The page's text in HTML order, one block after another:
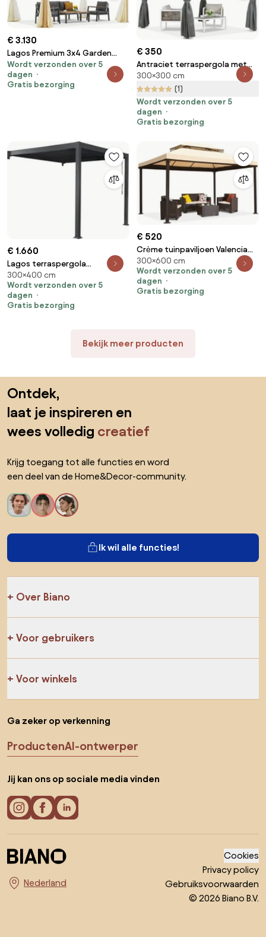
€ 3.130
Lagos Premium 3x4 Garden
Point houtachtige vrijstaande
terraspergola - wit
Wordt verzonden over 5
dagen
Gratis bezorging
€ 350
Antraciet terraspergola met
gordijnen La Palma 3x3 Garden
Point
300×300 cm
(1)
Wordt verzonden over 5
dagen
Gratis bezorging
€ 1.660
Lagos terraspergola
wandmontage 3 x 4 m Garden
Point antraciet
300×400 cm
Wordt verzonden over 5
dagen
Gratis bezorging
€ 520
Crème tuinpaviljoen Valencia
3x6 m Garden Point
300×600 cm
Wordt verzonden over 5
dagen
Gratis bezorging
Bekijk meer producten
Ontdek,
laat je inspireren en
wees volledig creatief
Krijg toegang tot alle functies en word
een deel van de Home&Decor-community.
Ik wil alle functies!
Over Biano
Voor gebruikers
Voor winkels
Ga zeker op verkenning
ProductenAI-ontwerper
Jij kan ons op sociale media vinden
Kies land
Cookies
Privacy policy
Gebruiksvoorwaarden
© 2026 Biano B.V.